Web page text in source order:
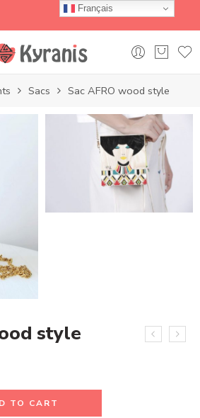
Sacs Sac AFRO wood style
style
TO CART
Français